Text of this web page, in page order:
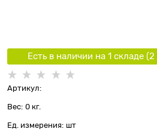
Есть в наличии на 1 складe (2
Артикул:
Вес: 0 кг.
Ед. измерения: шт